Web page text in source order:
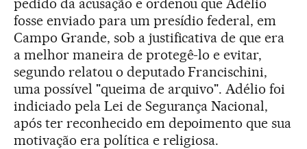
pedido da acusação e ordenou que Adélio
fosse enviado para um presídio federal, em
Campo Grande, sob a justificativa de que era
a melhor maneira de protegê-lo e evitar,
segundo relatou o deputado Francischini,
uma possível "queima de arquivo". Adélio foi
indiciado pela Lei de Segurança Nacional,
após ter reconhecido em depoimento que sua
motivação era política e religiosa.